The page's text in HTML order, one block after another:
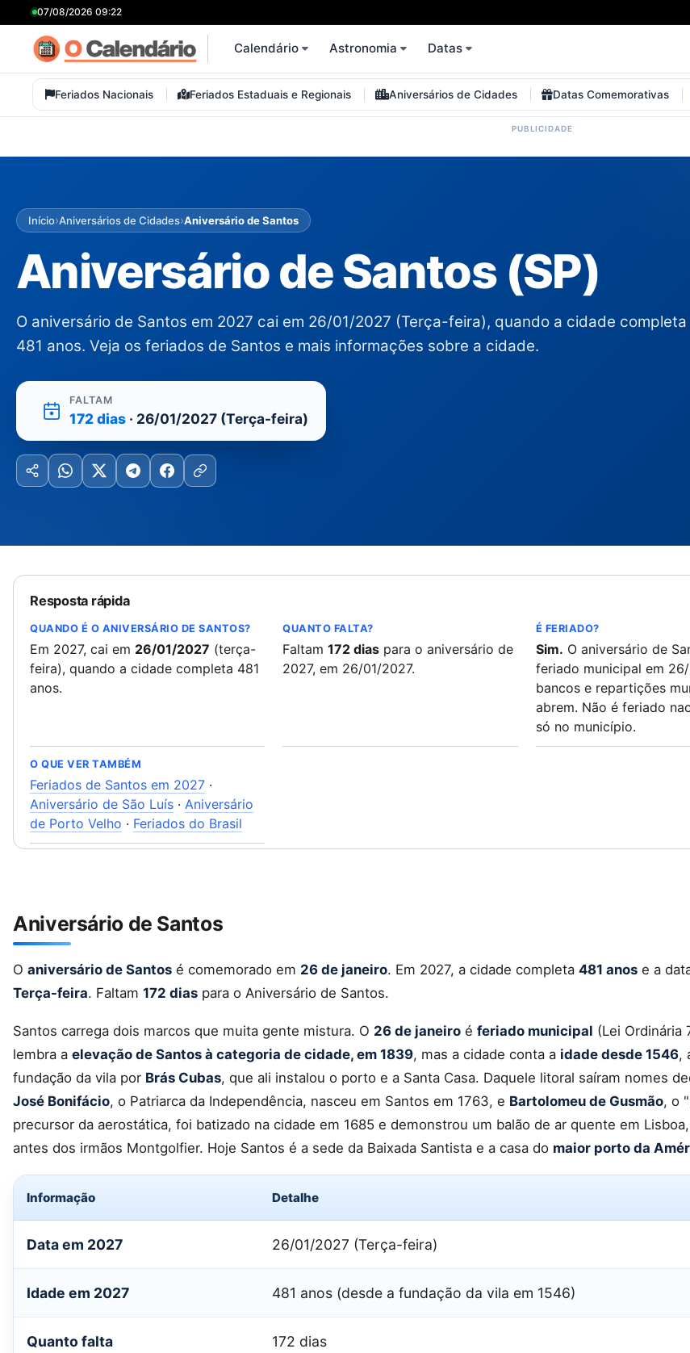
07/08/2026 09:22
Calendário Astronomia Datas
Feriados Nacionais Feriados Estaduais e Regionais Aniversários de Cidades Datas Comemorativas
Início›Aniversários de Cidades›Aniversário de Santos
Aniversário de Santos (SP)
O aniversário de Santos em 2027 cai em 26/01/2027 (Terça-feira), quando a cidade completa
481 anos. Veja os feriados de Santos e mais informações sobre a cidade.
FALTAM
172 dias · 26/01/2027 (Terça-feira)
Resposta rápida
QUANDO É O ANIVERSÁRIO DE SANTOS?
Em 2027, cai em 26/01/2027 (terça-
feira), quando a cidade completa 481
anos.
QUANTO FALTA?
Faltam172 dias para o aniversário de
2027, em 26/01/2027.
É FERIADO?
Sim. O aniversário de
feriado municipal em
bancos e repartições
abrem. Não é feriado
só no município.
O QUE VER TAMBÉM
Feriados de Santos em 2027 ·
Aniversário de São Luís · Aniversário
de Porto Velho · Feriados do Brasil
Aniversário de Santos
O aniversário de Santos é comemorado em 26 de janeiro. Em 2027, a cidade completa 481 anos e a
Terça-feira. Faltam 172 dias para o Aniversário de Santos.
Santos carrega dois marcos que muita gente mistura. O 26 de janeiro é feriado municipal (Lei Ordinária
lembra a elevação de Santos à categoria de cidade, em 1839, mas a cidade conta a idade desde 1546,
fundação da vila por Brás Cubas, que ali instalou o porto e a Santa Casa. Daquele litoral saíram nomes
José Bonifácio, o Patriarca da Independência, nasceu em Santos em 1763, e Bartolomeu de Gusmão, o
precursor da aerostática, foi batizado na cidade em 1685 e demonstrou um balão de ar quente em
antes dos irmãos Montgolfier. Hoje Santos é a sede da Baixada Santista e a casa do maior porto da
Informação Detalhe
Data em 2027 26/01/2027 (Terça-feira)
Idade em 2027 481 anos (desde a fundação da vila em 1546)
Quanto falta 172 dias